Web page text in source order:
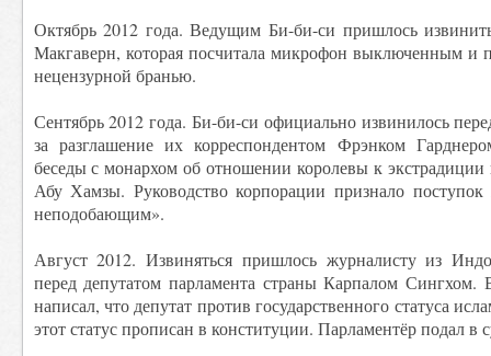
Октябрь 2012 года. Ведущим Би-би-си пришлось
Макгаверн, которая посчитала микрофон выключенным и
нецензурной бранью.
Сентябрь 2012 года. Би-би-си официально извинилось
за разглашение их корреспондентом Фрэнком
беседы с монархом об отношении королевы к экстрадиции
Абу Хамзы. Руководство корпорации признало
неподобающим».
Август 2012. Извиняться пришлось журналисту из
перед депутатом парламента страны Карпалом Сингхом.
написал, что депутат против государственного статуса
этот статус прописан в конституции. Парламентёр подал в